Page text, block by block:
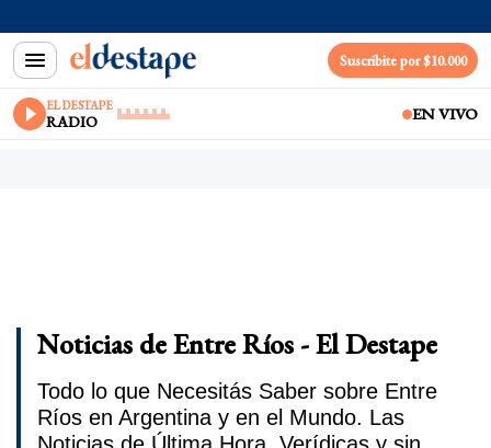
Suscribite por $10.000
EL DESTAPE
RADIO EN VIVO
Noticias de Entre Ríos - El Destape
Todo lo que Necesitás Saber sobre Entre
Ríos en Argentina y en el Mundo. Las